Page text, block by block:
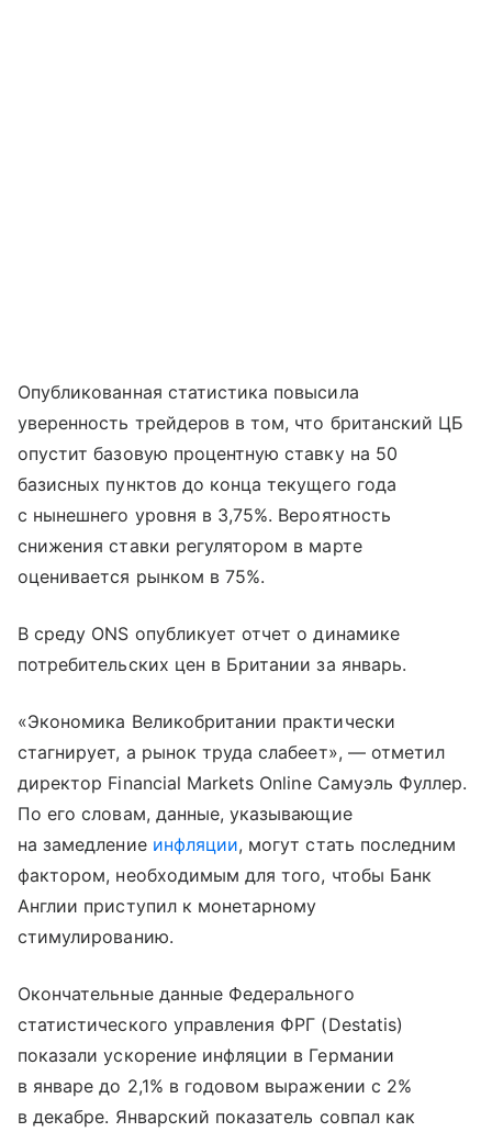
Опубликованная статистика повысила
уверенность трейдеров в том, что британский ЦБ
опустит базовую процентную ставку на 50
базисных пунктов до конца текущего года
с нынешнего уровня в 3,75%. Вероятность
снижения ставки регулятором в марте
оценивается рынком в 75%.
В среду ONS опубликует отчет о динамике
потребительских цен в Британии за январь.
«Экономика Великобритании практически
стагнирует, а рынок труда слабеет», — отметил
директор Financial Markets Online Самуэль Фуллер.
По его словам, данные, указывающие
на замедление инфляции, могут стать последним
фактором, необходимым для того, чтобы Банк
Англии приступил к монетарному
стимулированию.
Окончательные данные Федерального
статистического управления ФРГ (Destatis)
показали ускорение инфляции в Германии
в январе до 2,1% в годовом выражении с 2%
в декабре. Январский показатель совпал как